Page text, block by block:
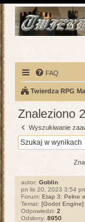
FAQ
Twierdza RPG
Znaleziono
Wyszukiwanie
autor: Goblin
pn lis 20, 2023 3:54
Forum: Etap 3: Pełne
Temat: [Godot Engine]
Odpowiedzi: 2
Odsłony: 8950